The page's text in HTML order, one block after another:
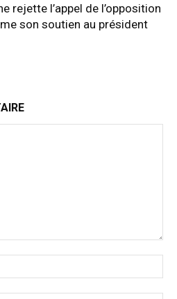
rejette l’appel de l’opposition
son soutien au président